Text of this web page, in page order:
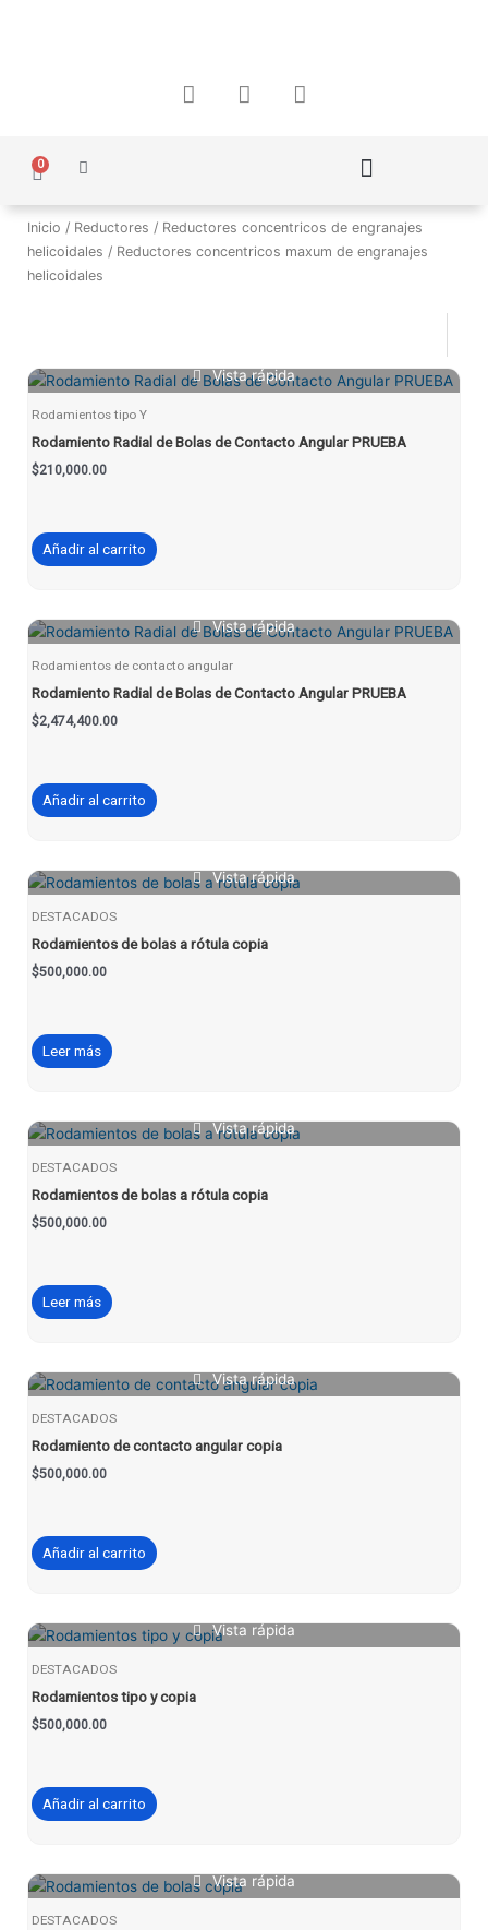
F
a
o
k
I
n
r
a
m
W
h
p
p
0
Carrito
Inicio / Reductores / Reductores concentricos de engranajes
helicoidales / Reductores concentricos maxum de engranajes
helicoidales
Vista rápida
Rodamientos tipo Y
Rodamiento Radial de Bolas de Contacto Angular PRUEBA
$210,000.00
Añadir al carrito
Vista rápida
Rodamientos de contacto angular
Rodamiento Radial de Bolas de Contacto Angular PRUEBA
$2,474,400.00
Añadir al carrito
Vista rápida
DESTACADOS
Rodamientos de bolas a rótula copia
$500,000.00
Leer más
Vista rápida
DESTACADOS
Rodamientos de bolas a rótula copia
$500,000.00
Leer más
Vista rápida
DESTACADOS
Rodamiento de contacto angular copia
$500,000.00
Añadir al carrito
Vista rápida
DESTACADOS
Rodamientos tipo y copia
$500,000.00
Añadir al carrito
Vista rápida
DESTACADOS